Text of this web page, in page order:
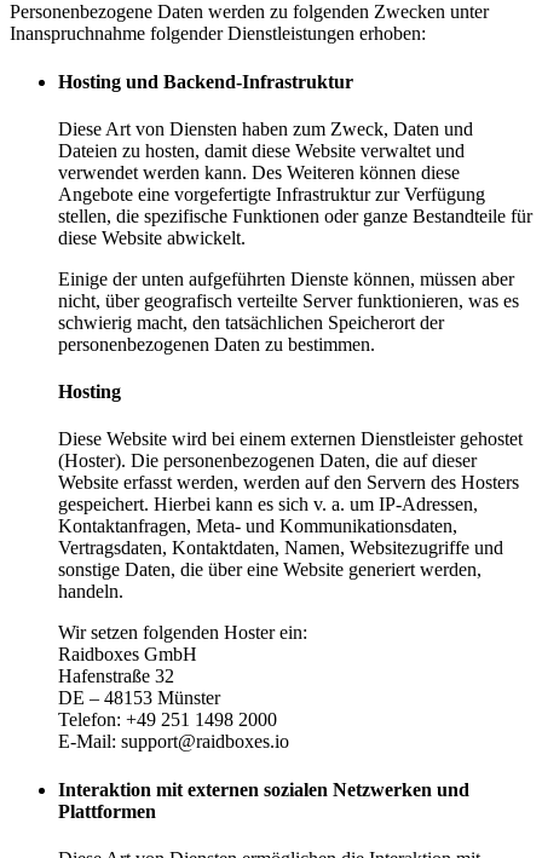
Personenbezogene Daten werden zu folgenden Zwecken unter
Inanspruchnahme folgender Dienstleistungen erhoben:
Hosting und Backend-Infrastruktur
Diese Art von Diensten haben zum Zweck, Daten und
Dateien zu hosten, damit diese Website verwaltet und
verwendet werden kann. Des Weiteren können diese
Angebote eine vorgefertigte Infrastruktur zur Verfügung
stellen, die spezifische Funktionen oder ganze Bestandteile für
diese Website abwickelt.
Einige der unten aufgeführten Dienste können, müssen aber
nicht, über geografisch verteilte Server funktionieren, was es
schwierig macht, den tatsächlichen Speicherort der
personenbezogenen Daten zu bestimmen.
Hosting
Diese Website wird bei einem externen Dienstleister gehostet
(Hoster). Die personenbezogenen Daten, die auf dieser
Website erfasst werden, werden auf den Servern des Hosters
gespeichert. Hierbei kann es sich v. a. um IP-Adressen,
Kontaktanfragen, Meta- und Kommunikationsdaten,
Vertragsdaten, Kontaktdaten, Namen, Websitezugriffe und
sonstige Daten, die über eine Website generiert werden,
handeln.
Wir setzen folgenden Hoster ein:
Raidboxes GmbH
Hafenstraße 32
DE – 48153 Münster
Telefon: +49 251 1498 2000
E-Mail: support@raidboxes.io
Interaktion mit externen sozialen Netzwerken und
Plattformen